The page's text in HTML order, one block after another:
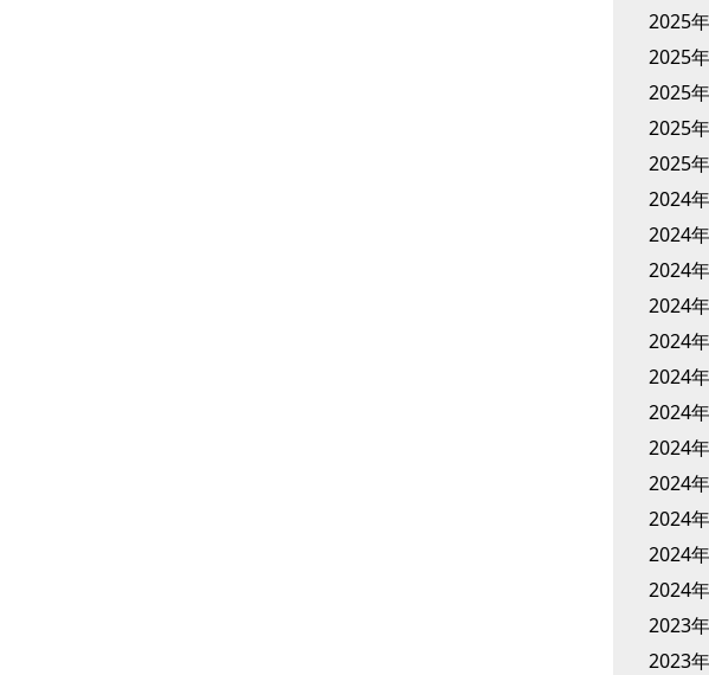
2025
2025
2025
2025
2025
2024
2024
2024
2024
2024
2024
2024
2024
2024
2024
2024
2024
2023
2023